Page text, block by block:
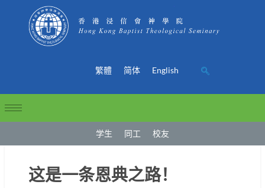
繁體 简体 English
学生 同工 校友
这是一条恩典之路！